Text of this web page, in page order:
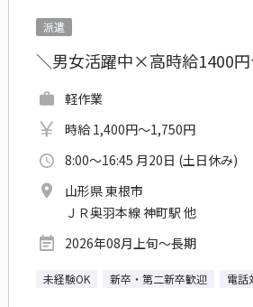
派遣
＼男女活躍中×高時給1400
軽作業
時給 1,400円～1,750円
8:00～16:45 月20日 (土日休み)
山形県 東根市
ＪＲ奥羽本線 神町駅 他
2026年08月上旬～長期
未経験OK 新卒・第二新卒歓迎 電話